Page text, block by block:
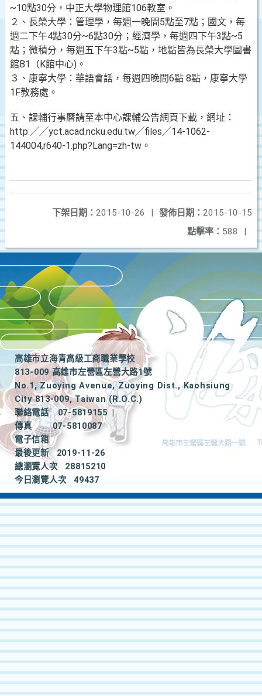
~10點30分，中正大學物理館106教室。
２、長榮大學：管理學，每週一晚間5點至7點；國文，每
週二下午4點30分~6點30分；經濟學，每週四下午3點~5
點；微積分，每週五下午3點~5點，地點皆為長榮大學圖書
館B1（K館中心)。
３、康寧大學：華語會話，每週四晚間6點 8點，康寧大學
1F教務處。
五、課輔行事曆請至本中心課輔公告網頁下載，網址：
http:╱╱yct.acad.ncku.edu.tw╱files╱14-1062-
144004,r640-1.php?Lang=zh-tw。
發佈日期： 2015-10-15
下架日期： 2015-10-26
|
點擊率： 588 |
高雄市立海青高級工商職業學校
813-009 高雄市左營區左營大路1號
No.1, Zuoying Avenue, Zuoying Dist., Kaohsiung
City 813-009, Taiwan (R.O.C.)
聯絡電話
07-5819155
|
傳真
07-5810087
電子信箱
最後更新
2019-11-26
總瀏覽人次
28815210
今日瀏覽人次
49437